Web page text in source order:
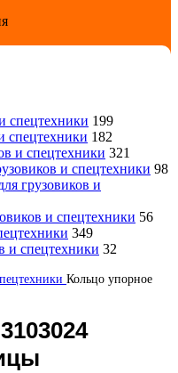
спецтехники 199
спецтехники 182
и спецтехники 321
и спецтехники 98
грузовиков и
и спецтехники 56
349
и спецтехники 32
Кольцо упорное